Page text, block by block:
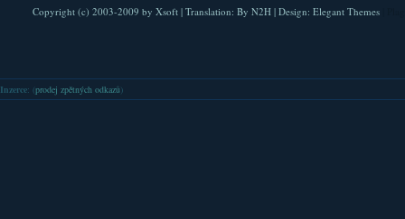
Copyright (c) 2003-2009 by Xsoft| Translation: By N2H| Design: Elegant Themes
Inzerce: (prodej zpětných odkazů )